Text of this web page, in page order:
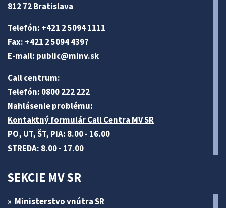
812 72 Bratislava
Telefón: +421 2 5094 1111
Fax: +421 2 5094 4397
E-mail: public@minv.sk
Call centrum:
Telefón: 0800 222 222
Nahlásenie problému:
Kontaktný formulár Call Centra MV SR
PO, UT, ŠT, PIA: 8.00 - 16.00
STREDA: 8.00 - 17.00
SEKCIE MV SR
Ministerstvo vnútra SR